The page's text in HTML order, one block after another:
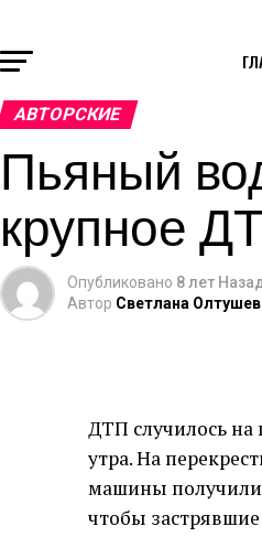
АВТОРСКИЕ
Пьяный
крупное
Опубликовано 8 лет
Автор Светлана
ДТП случилось на
утра. На
машины получили
чтобы